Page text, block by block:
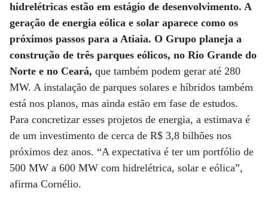
hidrelétricas estão em estágio de desenvolvimento. A
geração de energia eólica e solar aparece como os
próximos passos para a Atiaia. O Grupo planeja a
construção de três parques eólicos, no Rio Grande do
Norte e no Ceará, que também podem gerar até 280
MW. A instalação de parques solares e híbridos também
está nos planos, mas ainda estão em fase de estudos.
Para concretizar esses projetos de energia, a estimava é
de um investimento de cerca de R$ 3,8 bilhões nos
próximos dez anos. “A expectativa é ter um portfólio de
500 MW a 600 MW com hidrelétrica, solar e eólica”,
afirma Cornélio.